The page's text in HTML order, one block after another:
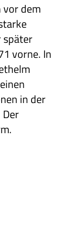
dem
später
vorne. In
in der